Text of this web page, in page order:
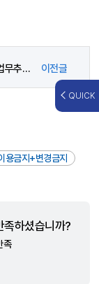
지역활력과 업무추진비 사용내역(25.5월) 이전글
용금지+변경금지
족하셨습니까?
족
QUICK